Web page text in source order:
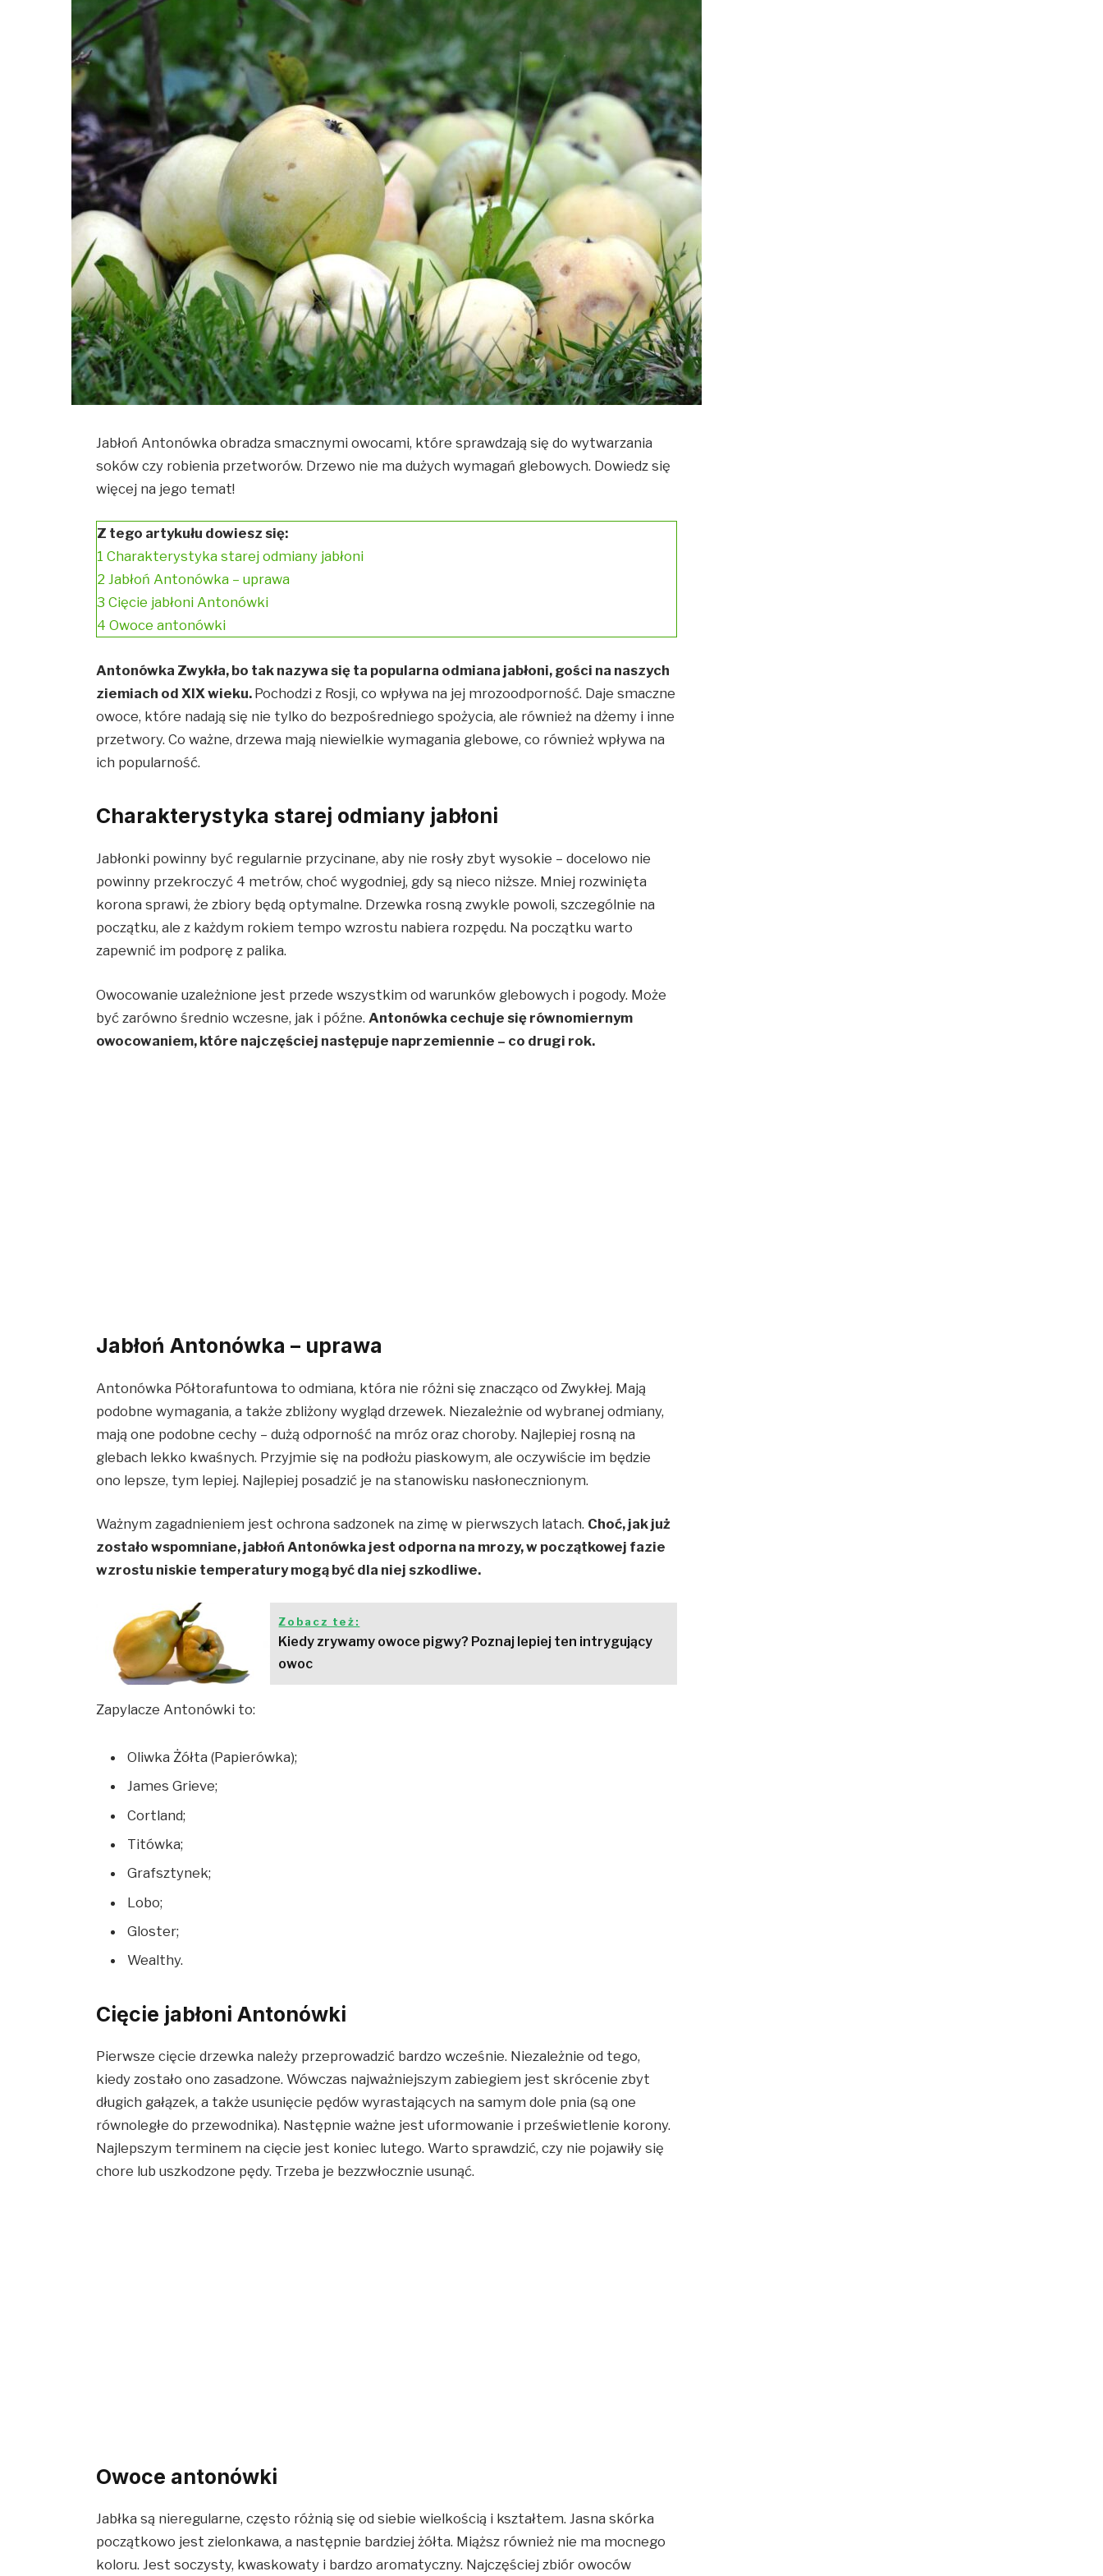
Jabłoń Antonówka obradza smacznymi owocami, które sprawdzają się do wytwarzania
soków czy robienia przetworów. Drzewo nie ma dużych wymagań glebowych. Dowiedz się
więcej na jego temat!
Z tego artykułu dowiesz się:
1 Charakterystyka starej odmiany jabłoni
2 Jabłoń Antonówka – uprawa
3 Cięcie jabłoni Antonówki
4 Owoce antonówki
Antonówka Zwykła, bo tak nazywa się ta popularna odmiana jabłoni, gości na naszych
ziemiach od XIX wieku. Pochodzi z Rosji, co wpływa na jej mrozoodporność. Daje smaczne
owoce, które nadają się nie tylko do bezpośredniego spożycia, ale również na dżemy i inne
przetwory. Co ważne, drzewa mają niewielkie wymagania glebowe, co również wpływa na
ich popularność.
Charakterystyka starej odmiany jabłoni
Jabłonki powinny być regularnie przycinane, aby nie rosły zbyt wysokie – docelowo nie
powinny przekroczyć 4 metrów, choć wygodniej, gdy są nieco niższe. Mniej rozwinięta
korona sprawi, że zbiory będą optymalne. Drzewka rosną zwykle powoli, szczególnie na
początku, ale z każdym rokiem tempo wzrostu nabiera rozpędu. Na początku warto
zapewnić im podporę z palika.
Owocowanie uzależnione jest przede wszystkim od warunków glebowych i pogody. Może
być zarówno średnio wczesne, jak i późne. Antonówka cechuje się równomiernym
owocowaniem, które najczęściej następuje naprzemiennie – co drugi rok.
Jabłoń Antonówka – uprawa
Antonówka Półtorafuntowa to odmiana, która nie różni się znacząco od Zwykłej. Mają
podobne wymagania, a także zbliżony wygląd drzewek. Niezależnie od wybranej odmiany,
mają one podobne cechy – dużą odporność na mróz oraz choroby. Najlepiej rosną na
glebach lekko kwaśnych. Przyjmie się na podłożu piaskowym, ale oczywiście im będzie
ono lepsze, tym lepiej. Najlepiej posadzić je na stanowisku nasłonecznionym.
Ważnym zagadnieniem jest ochrona sadzonek na zimę w pierwszych latach. Choć, jak już
zostało wspomniane, jabłoń Antonówka jest odporna na mrozy, w początkowej fazie
wzrostu niskie temperatury mogą być dla niej szkodliwe.
Zobacz też:
Kiedy zrywamy owoce pigwy? Poznaj lepiej ten intrygujący
owoc
Zapylacze Antonówki to:
Oliwka Żółta (Papierówka);
James Grieve;
Cortland;
Titówka;
Grafsztynek;
Lobo;
Gloster;
Wealthy.
Cięcie jabłoni Antonówki
Pierwsze cięcie drzewka należy przeprowadzić bardzo wcześnie. Niezależnie od tego,
kiedy zostało ono zasadzone. Wówczas najważniejszym zabiegiem jest skrócenie zbyt
długich gałązek, a także usunięcie pędów wyrastających na samym dole pnia (są one
równoległe do przewodnika). Następnie ważne jest uformowanie i prześwietlenie korony.
Najlepszym terminem na cięcie jest koniec lutego. Warto sprawdzić, czy nie pojawiły się
chore lub uszkodzone pędy. Trzeba je bezzwłocznie usunąć.
Owoce antonówki
Jabłka są nieregularne, często różnią się od siebie wielkością i kształtem. Jasna skórka
początkowo jest zielonkawa, a następnie bardziej żółta. Miąższ również nie ma mocnego
koloru. Jest soczysty, kwaskowaty i bardzo aromatyczny. Najczęściej zbiór owoców